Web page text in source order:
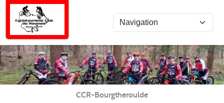
CCR-Bourgtheroulde
Panneau de gestion des cookies